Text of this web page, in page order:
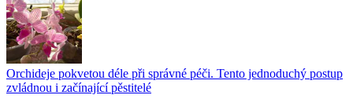
Orchideje pokvetou déle při správné péči. Tento jednoduchý postup
zvládnou i začínající pěstitelé